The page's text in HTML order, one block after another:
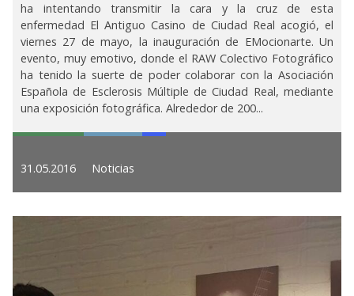
ha intentando transmitir la cara y la cruz de esta
enfermedad El Antiguo Casino de Ciudad Real acogió, el
viernes 27 de mayo, la inauguración de EMocionarte. Un
evento, muy emotivo, donde el RAW Colectivo Fotográfico
ha tenido la suerte de poder colaborar con la Asociación
Española de Esclerosis Múltiple de Ciudad Real, mediante
una exposición fotográfica. Alrededor de 200...
31.05.2016 Noticias